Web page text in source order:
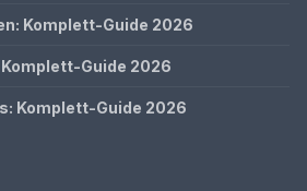
Komplett-Guide 2026
Guide 2026
Komplett-Guide 2026